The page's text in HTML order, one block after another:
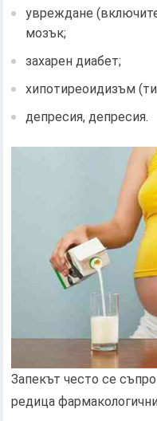
увреждане
мозък;
захарен диабет;
хипотиреоидизъм
депресия, депресия.
Запекът често се
редица